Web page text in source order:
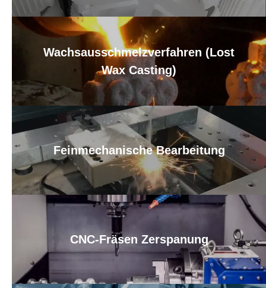
Wachsausschmelzverfahren (Lost
Wax Casting)
Feinmechanische Bearbeitung
CNC-Fräsen Zerspanung